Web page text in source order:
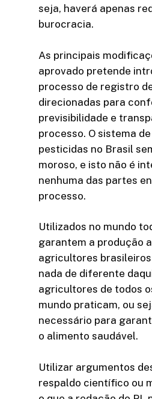
seja, haverá apenas
burocracia.
As principais
aprovado pretende
processo de registro
direcionadas para
previsibilidade e
processo. O sistema
pesticidas no Brasil
moroso, e isto não é
nenhuma das partes
processo.
Utilizados no mundo
garantem a produção
agricultores
nada de diferente
agricultores de todos
mundo praticam, ou
necessário para
o alimento saudável.
Utilizar argumentos
respaldo científico ou